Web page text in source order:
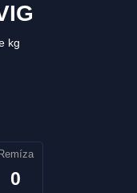
kg
Remíza
0